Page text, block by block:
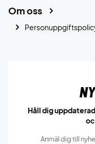
Om oss
Håll dig
Anmäl dig till